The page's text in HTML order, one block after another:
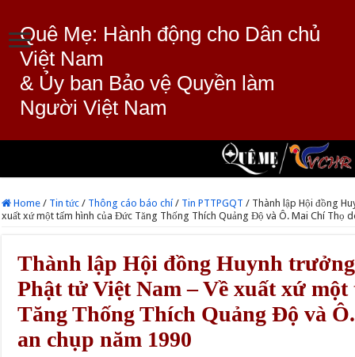
Quê Mẹ: Hành động cho Dân chủ
Việt Nam
& Ủy ban Bảo vệ Quyền làm
Người Việt Nam
Home / Tin tức / Thông cáo báo chí / Tin PTTPGQT / Thành lập Hội đồng
xuất xứ một tấm hình của Đức Tăng Thống Thích Quảng Độ và Ô. Mai Chí Thọ
Thành lập Hội đồng Huynh
Phật tử Việt Nam – Về xuất xứ
Tăng Thống Thích Quảng Độ và
an chụp năm 1990